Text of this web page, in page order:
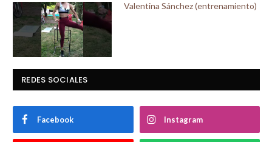
Valentina Sánchez (entrenamiento)
REDES SOCIALES
Facebook Instagram